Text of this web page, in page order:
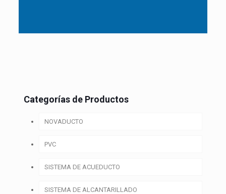
Categorías de Productos
NOVADUCTO
PVC
SISTEMA DE ACUEDUCTO
SISTEMA DE ALCANTARILLADO